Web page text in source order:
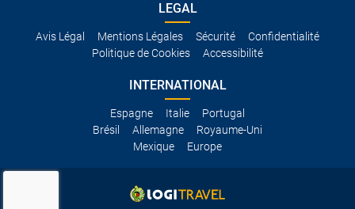
LEGAL
Avis Légal Mentions Légales Sécurité
Confidentialité
Politique de Cookies
Accessibilité
INTERNATIONAL
Espagne Italie
Portugal
Brésil
Allemagne
Royaume-Uni
Mexique
Europe